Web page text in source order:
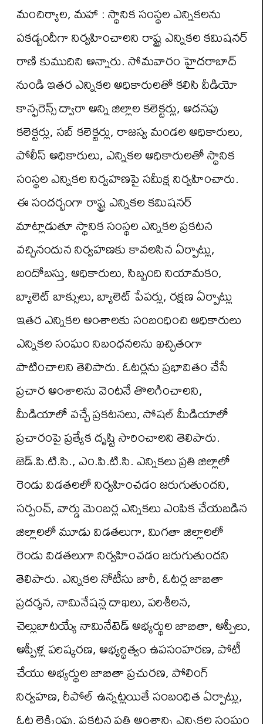
మంచిర్యాల, మహా : స్థానిక సంస్థల ఎన్నికలను
పకడ్బందీగా నిర్వహించాలని రాష్ట్ర ఎన్నికల కమిషనర్
రాణి కుముదిని అన్నారు. సోమవారం హైదరాబాద్
నుండి ఇతర ఎన్నికల అధికారులతో కలిసి వీడియో
కాన్ఫరెన్స్ ద్వారా అన్ని జిల్లాల కలెక్టర్లు, అదనపు
కలెక్టర్లు, సబ్ కలెక్టర్లు, రాజస్వ మండల అధికారులు,
పోలీస్ అధికారులు, ఎన్నికల అధికారులతో స్థానిక
సంస్థల ఎన్నికల నిర్వహణపై సమీక్ష నిర్వహించారు.
ఈ సందర్భంగా రాష్ట్ర ఎన్నికల కమిషనర్
మాట్లాడుతూ స్థానిక సంస్థల ఎన్నికల ప్రకటన
వచ్చినందున నిర్వహణకు కావలసిన ఏర్పాట్లు,
బందోబస్తు, అధికారులు, సిబ్బంది నియామకం,
బ్యాలెట్ బాక్సులు, బ్యాలెట్ పేపర్లు, రక్షణ ఏర్పాట్లు
ఇతర ఎన్నికల అంశాలకు సంబంధించి అధికారులు
ఎన్నికల సంఘం నిబంధనలను ఖచ్చితంగా
పాటించాలని తెలిపారు. ఓటర్లను ప్రభావితం చేసే
ప్రచార అంశాలను వెంటనే తొలగించాలని,
మీడియాలో వచ్చే ప్రకటనలు, సోషల్ మీడియాలో
ప్రచారంపై ప్రత్యేక దృష్టి సారించాలని తెలిపారు.
జెడ్.పి.టి.సి., ఎం.పి.టి.సి. ఎన్నికలు ప్రతి జిల్లాలో
రెండు విడతలలో నిర్వహించడం జరుగుతుందని,
సర్పంచ్, వార్డు మెంబర్ల ఎన్నికలు ఎంపిక చేయబడిన
జిల్లాలలో మూడు విడతలుగా, మిగతా జిల్లాలలో
రెండు విడతలుగా నిర్వహించడం జరుగుతుందని
తెలిపారు. ఎన్నికల నోటీసు జారీ, ఓటర్ల జాబితా
ప్రదర్శన, నామినేషన్ల దాఖలు, పరిశీలన,
చెల్లుబాటయ్యే నామినేటెడ్ అభ్యర్థుల జాబితా, అప్పీలు,
అప్పీళ్ల పరిష్కరణ, అభ్యర్థిత్వం ఉపసంహరణ, పోటీ
చేయు అభ్యర్థుల జాబితా ప్రచురణ, పోలింగ్
నిర్వహణ, రీపోల్ ఉన్నట్లయితే సంబంధిత ఏర్పాట్లు,